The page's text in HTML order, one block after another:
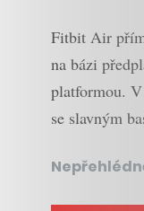
Fitbit Air
na bázi
platformou.
se slavným